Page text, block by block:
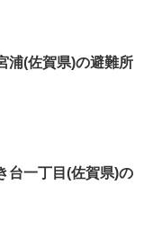
浦(佐賀県)の避難所
台一丁目(佐賀県)の